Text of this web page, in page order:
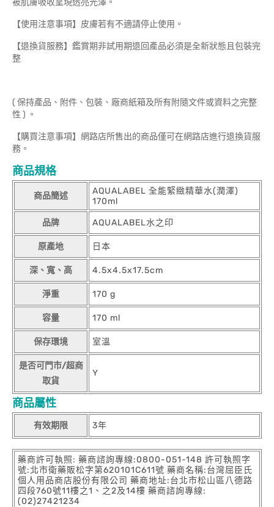
被肌膚吸收呈現透亮光澤。
【使用注意事項】皮膚若有不適請停止使用。
【退換貨服務】鑑賞期非試用期退回產品必須是全新狀態且包裝完
整
( 保持產品、附件、包裝、廠商紙箱及所有附隨文件或資料之完整
性 ) 。
【購買注意事項】網路店所售出的商品僅可在網路店進行退換貨服
務。
商品規格
商品簡述
AQUALABEL 全能緊緻精華水(潤澤)
170ml
品牌 AQUALABEL水之印
原產地 日本
深、寬、高 4.5x4.5x17.5cm
淨重 170 g
容量 170 ml
保存環境 室溫
是否可門市/超商
取貨
Y
商品屬性
有效期限 3年
藥商許可執照: 藥商諮詢專線:0800-051-148 許可執照字
號:北市衛藥販松字第620101C611號 藥商名稱:台灣屈臣氏
個人用品商店股份有限公司 藥商地址:台北市松山區八德路
四段760號11樓之1、之2及14樓 藥商諮詢專線:
(02)27421234